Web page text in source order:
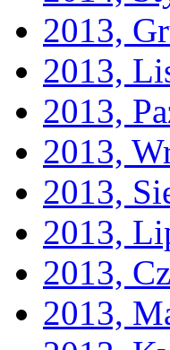
2013,
2013,
2013,
2013,
2013,
2013,
2013,
2013,